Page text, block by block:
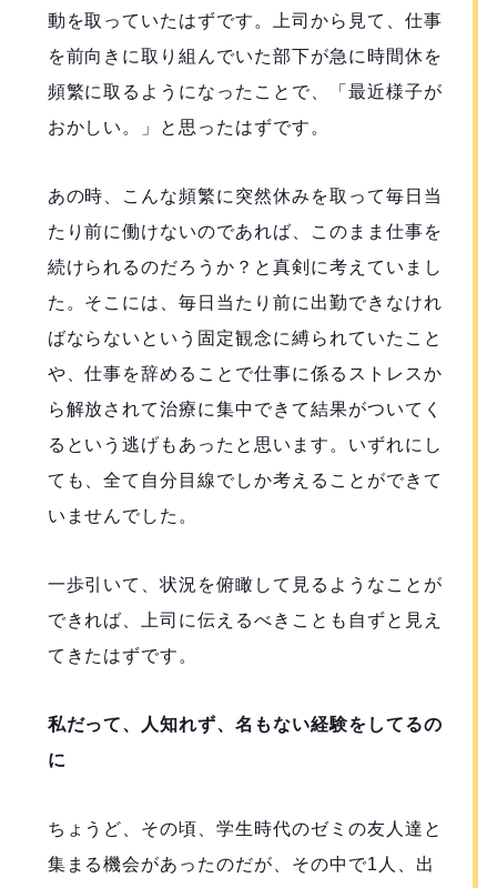
動を取っていたはずです。上司から見て、仕事
を前向きに取り組んでいた部下が急に時間休を
頻繁に取るようになったことで、「最近様子が
おかしい。」と思ったはずです。
あの時、こんな頻繁に突然休みを取って毎日当
たり前に働けないのであれば、このまま仕事を
続けられるのだろうか？と真剣に考えていまし
た。そこには、毎日当たり前に出勤できなけれ
ばならないという固定観念に縛られていたこと
や、仕事を辞めることで仕事に係るストレスか
ら解放されて治療に集中できて結果がついてく
るという逃げもあったと思います。いずれにし
ても、全て自分目線でしか考えることができて
いませんでした。
一歩引いて、状況を俯瞰して見るようなことが
できれば、上司に伝えるべきことも自ずと見え
てきたはずです。
私だって、人知れず、名もない経験をしてるの
に
ちょうど、その頃、学生時代のゼミの友人達と
集まる機会があったのだが、その中で1人、出